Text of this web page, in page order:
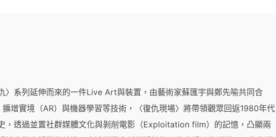
〉系列延伸而來的一件Live Art與裝置，由藝術家蘇匯宇與鄭先喻共同合
增實境（AR）與機器學習等技術，〈復仇現場〉將帶領觀眾回返1980年代
，透過並置社群媒體文化與剝削電影（Exploitation film）的記憶，凸顯兩